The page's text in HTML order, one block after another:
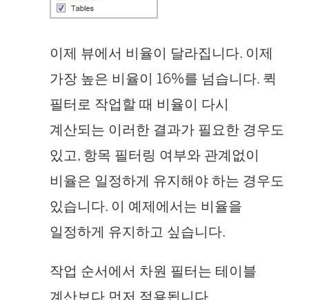
이제 뷰에서 비율이 달라집니다. 이제
가장 높은 비율이 16%를 넘습니다. 퀵
필터로 작업할 때 비율이 다시
계산되는 이러한 결과가 필요한 경우도
있고, 항목 필터링 여부와 관계없이
비율은 일정하게 유지해야 하는 경우도
있습니다. 이 예제에서는 비율을
일정하게 유지하고 싶습니다.
작업 순서에서 차원 필터는 테이블
계산보다 먼저 적용됩니다.